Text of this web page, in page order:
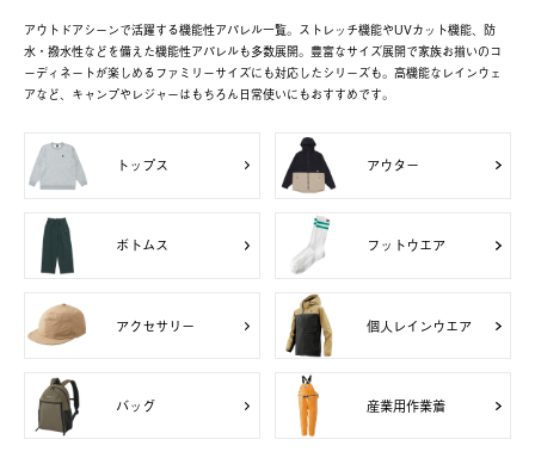
アウトドアシーンで活躍する機能性アパレル一覧。ストレッチ機能やUVカット機能、防
水・撥水性などを備えた機能性アパレルも多数展開。豊富なサイズ展開で家族お揃いのコ
ーディネートが楽しめるファミリーサイズにも対応したシリーズも。高機能なレインウェ
アなど、キャンプやレジャーはもちろん日常使いにもおすすめです。
トップス アウター
ボトムス フットウエア
アクセサリー 個人レインウエア
バッグ 産業用作業着